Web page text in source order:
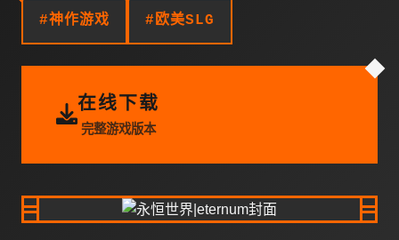
#神作游戏 #欧美SLG
在线下载
完整游戏版本